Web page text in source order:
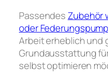
Passendes Zubehör
oder
Arbeit erheblich und
Grundausstattung
selbst optimieren